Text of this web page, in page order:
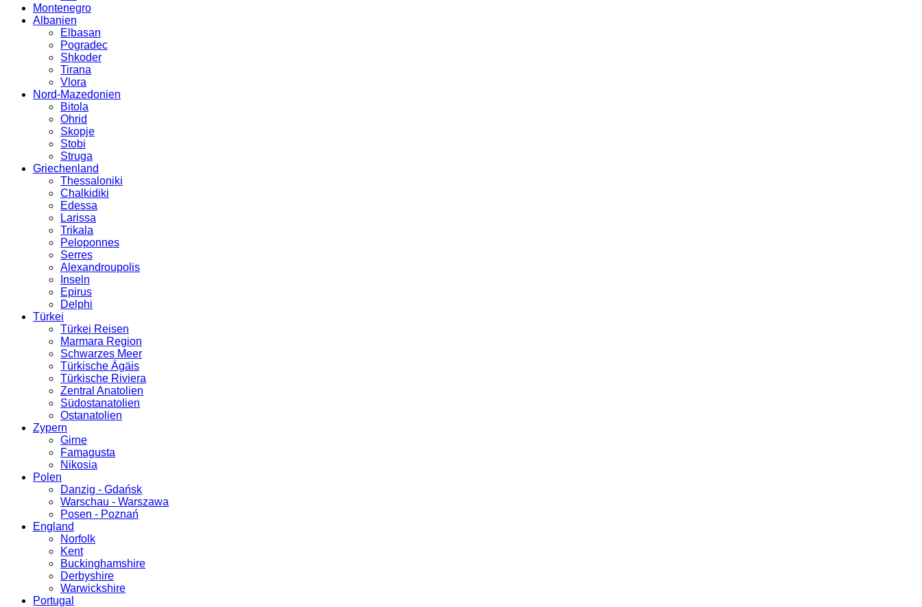
Montenegro
Albanien
Elbasan
Pogradec
Shkoder
Tirana
Vlora
Nord-Mazedonien
Bitola
Ohrid
Skopje
Stobi
Struga
Griechenland
Thessaloniki
Chalkidiki
Edessa
Larissa
Trikala
Peloponnes
Serres
Alexandroupolis
Inseln
Epirus
Delphi
Türkei
Türkei Reisen
Marmara Region
Schwarzes Meer
Türkische Ägäis
Türkische Riviera
Zentral Anatolien
Südostanatolien
Ostanatolien
Zypern
Girne
Famagusta
Nikosia
Polen
Danzig - Gdańsk
Warschau - Warszawa
Posen - Poznań
England
Norfolk
Kent
Buckinghamshire
Derbyshire
Warwickshire
Portugal